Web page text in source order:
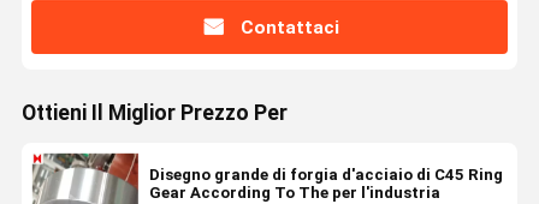
Contattaci
Ottieni Il Miglior Prezzo Per
Disegno grande di forgia d'acciaio di C45 Ring
Gear According To The per l'industria